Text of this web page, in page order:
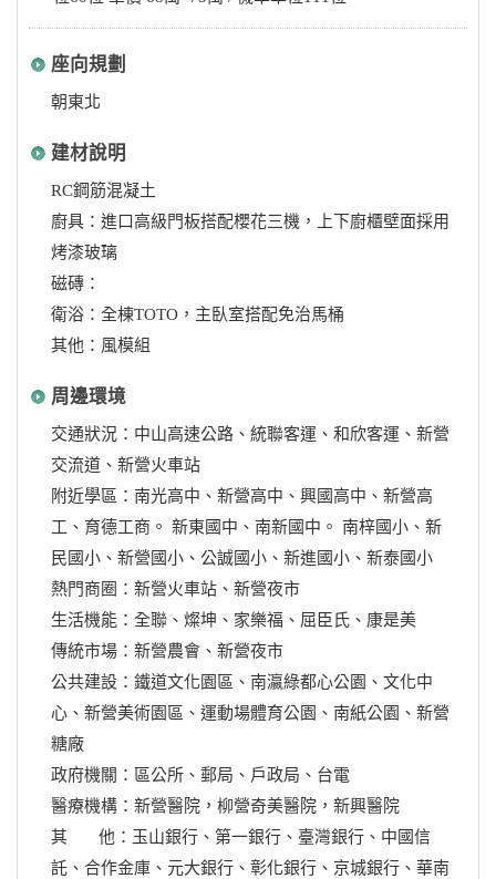
座向規劃
朝東北
建材說明
RC鋼筋混凝土
廚具：進口高級門板搭配櫻花三機，上下廚櫃壁面採用
烤漆玻璃
磁磚：
衛浴：全棟TOTO，主臥室搭配免治馬桶
其他：風模組
周邊環境
交通狀況：中山高速公路、統聯客運、和欣客運、新營
交流道、新營火車站
附近學區：南光高中、新營高中、興國高中、新營高
工、育德工商。 新東國中、南新國中。 南梓國小、新
民國小、新營國小、公誠國小、新進國小、新泰國小
熱門商圈：新營火車站、新營夜市
生活機能：全聯、燦坤、家樂福、屈臣氏、康是美
傳統市場：新營農會、新營夜市
公共建設：鐵道文化園區、南瀛綠都心公園、文化中
心、新營美術園區、運動場體育公園、南紙公園、新營
糖廠
政府機關：區公所、郵局、戶政局、台電
醫療機構：新營醫院，柳營奇美醫院，新興醫院
其 他：玉山銀行、第一銀行、臺灣銀行、中國信
託、合作金庫、元大銀行、彰化銀行、京城銀行、華南